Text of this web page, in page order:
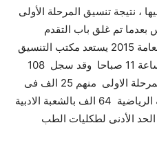
، نتيجة تنسيق المرحلة الأولى
برقم الجلوس بعدما تم غلق باب التقدم
لتنسيق المرحلة الأولى للثانوية العامة 2015 يستعد مكتب التنسيق
لاعلان نتيجة المرحلة الاولىبعد الساعة 11 صباحا وقد سجل 108
الف طالب وطالبة رغباتهم فى المرحلة الاولى منهم 25 الف فى
الشعبة العلمية و20 الف بالشعبة الرياضية 64 الف بالشعبة الادبية
الأدنى لطكليات الطب